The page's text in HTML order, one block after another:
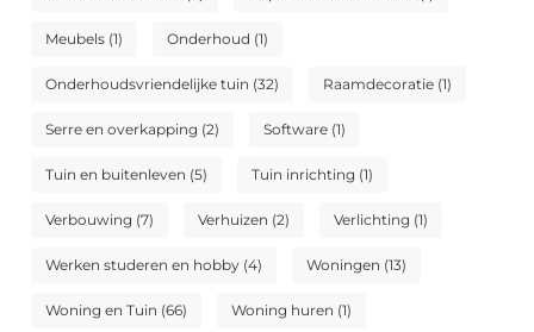
Meubels (1) Onderhoud (1)
Onderhoudsvriendelijke tuin (32) Raamdecoratie (1)
Serre en overkapping (2) Software (1)
Tuin en buitenleven (5) Tuin inrichting (1)
Verbouwing (7) Verhuizen (2) Verlichting (1)
Werken studeren en hobby (4) Woningen (13)
Woning en Tuin (66) Woning huren (1)